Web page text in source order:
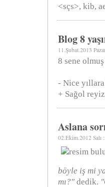
<sçs>, kib,
Blog 8
11.Şubat.2013
8 sene
- Nice
+ Sağol
Aslana
02.Ekim.2012 Salı
böyle iş mi
mı?" dedik.